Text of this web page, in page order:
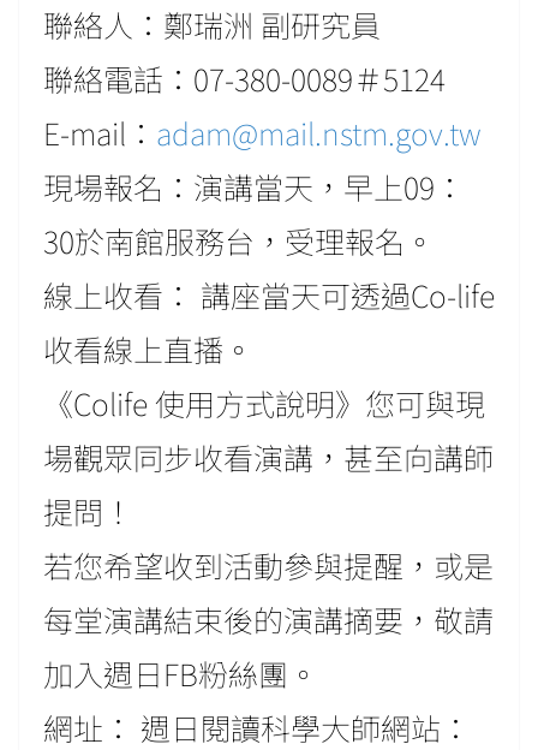
聯絡人：鄭瑞洲 副研究員
聯絡電話：07-380-0089＃5124
E-mail： adam@mail.nstm.gov.tw
現場報名：演講當天，早上09：
30於南館服務台，受理報名。
線上收看： 講座當天可透過Co-life
收看線上直播。
《Colife 使用方式說明》您可與現
場觀眾同步收看演講，甚至向講師
提問！
若您希望收到活動參與提醒，或是
每堂演講結束後的演講摘要，敬請
加入週日FB粉絲團。
網址： 週日閱讀科學大師網站：